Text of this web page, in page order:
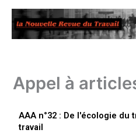
Aller
contenu
Appel à
AAA n°32 : De l'écologie du
travail